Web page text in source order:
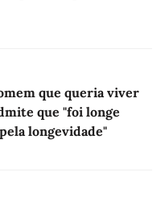
que queria viver
que "foi longe
longevidade"